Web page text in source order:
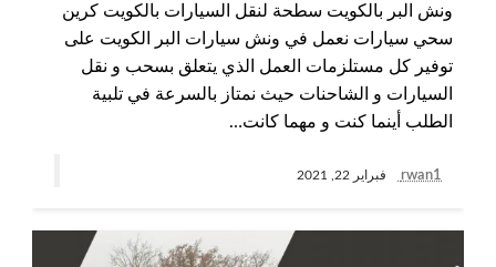
ونش البر بالكويت سطحة لنقل السيارات بالكويت كرين
سحي سيارات نعمل في ونش سيارات البر الكويت على
توفير كل مستلزمات العمل الذي يتعلق بسحب و نقل
السيارات و الشاحنات حيث نمتاز بالسرعة في تلبية
الطلب أينما كنت و مهما كانت…
rwan1 فبراير 22, 2021